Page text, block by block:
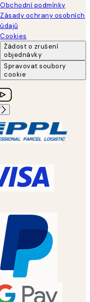
Obchodní podmínky
Zásady ochrany osobních
údajů
Cookies
Žádost o zrušení
objednávky
Spravovat soubory
cookie